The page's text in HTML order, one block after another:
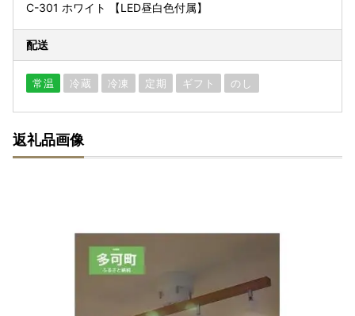
C-301 ホワイト 【LED昼白色付属】
配送
常温 冷蔵 冷凍 定期 ギフト のし
返礼品画像